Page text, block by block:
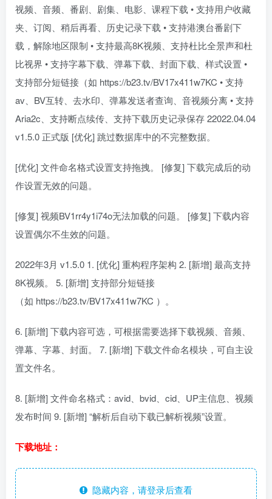
视频、音频、番剧、剧集、电影、课程下载 • 支持用户收藏
夹、订阅、稍后再看、历史记录下载 • 支持港澳台番剧下
载，解除地区限制 • 支持最高8K视频、支持杜比全景声和杜
比视界 • 支持字幕下载、弹幕下载、封面下载、样式设置 •
支持部分短链接（如 https://b23.tv/BV17x411w7KC • 支持
av、BV互转、去水印、弹幕发送者查询、音视频分离 • 支持
Aria2c、支持断点续传、支持下载历史记录保存 22022.04.04
v1.5.0 正式版 [优化] 跳过数据库中的不完整数据。
[优化] 文件命名格式设置支持拖拽。 [修复] 下载完成后的动
作设置无效的问题。
[修复] 视频BV1rr4y1i74o无法加载的问题。 [修复] 下载内容
设置偶尔不生效的问题。
2022年3月 v1.5.0 1. [优化] 重构程序架构 2. [新增] 最高支持
8K视频。 5. [新增] 支持部分短链接
（如 https://b23.tv/BV17x411w7KC ）。
6. [新增] 下载内容可选，可根据需要选择下载视频、音频、
弹幕、字幕、封面。 7. [新增] 下载文件命名模块，可自主设
置文件名。
8. [新增] 文件命名格式：avid、bvid、cid、UP主信息、视频
发布时间 9. [新增] “解析后自动下载已解析视频”设置。
下载地址：
隐藏内容，请登录后查看